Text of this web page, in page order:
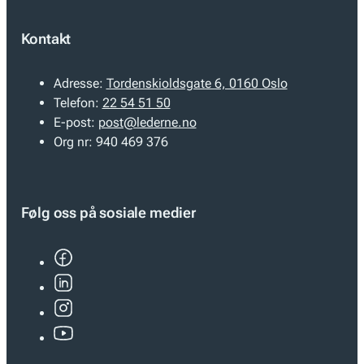
Kontakt
Adresse: Tordenskioldsgate 6, 0160 Oslo
Telefon: 22 54 51 50
E-post: post@lederne.no
Org nr: 940 469 376
Følg oss på sosiale medier